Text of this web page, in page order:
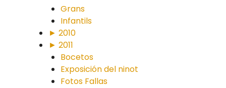
Grans
Infantils
► 2010
► 2011
Bocetos
Exposición del ninot
Fotos Fallas